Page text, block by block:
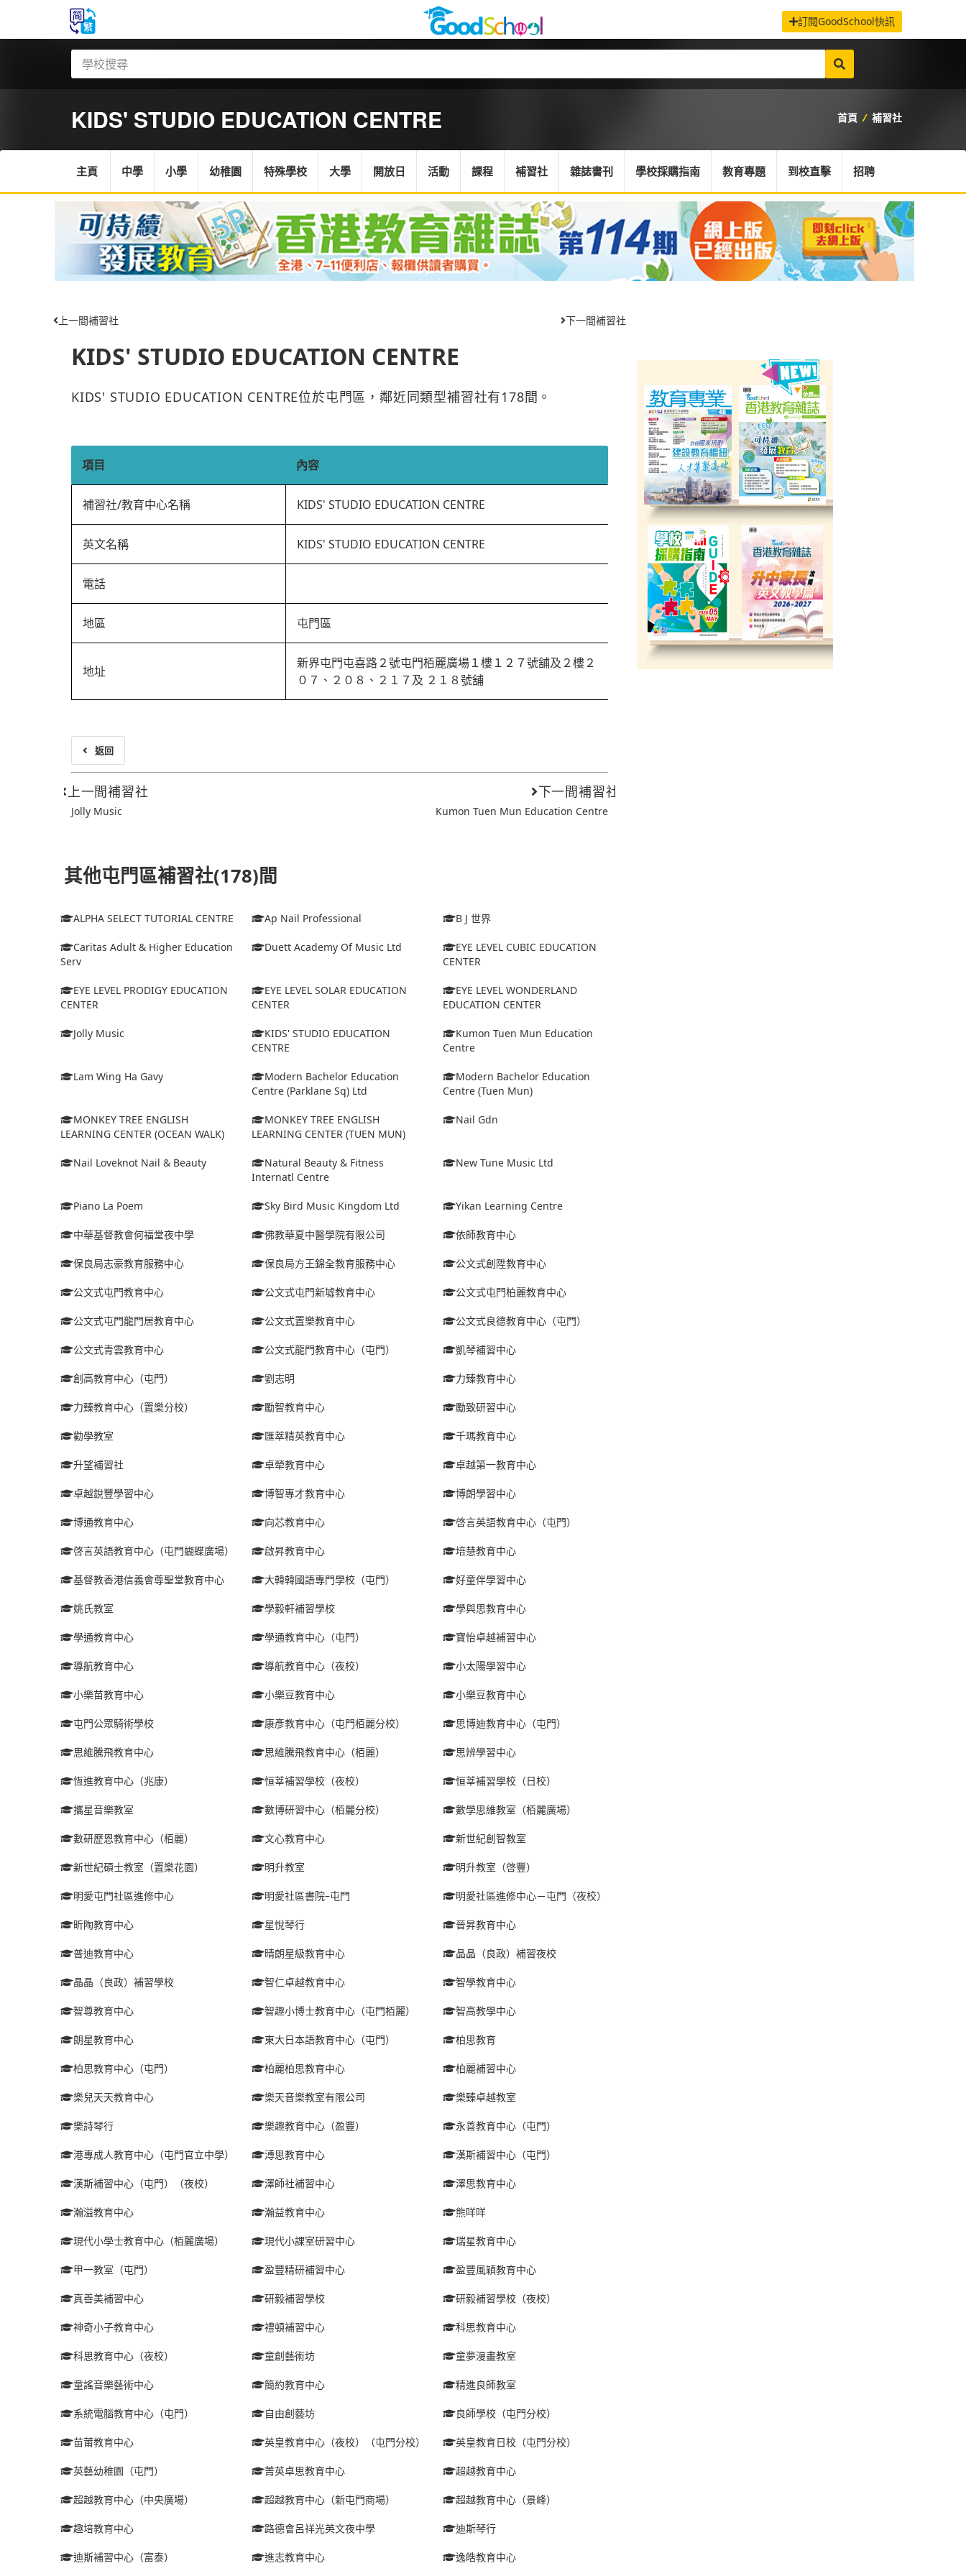
訂閱GoodSchool快訊
KIDS' STUDIO EDUCATION CENTRE 首頁 / 補習社
主頁 中學 小學 幼稚園 特殊學校 大學 開放日 活動 課程 補習社 雜誌書刊 學校採購指南 教育專題 到校直擊 招聘
上一間補習社 下一間補習社
KIDS' STUDIO EDUCATION CENTRE
KIDS' STUDIO EDUCATION CENTRE位於屯門區，鄰近同類型補習社有178間。
項目 內容
補習社/教育中心名稱 KIDS' STUDIO EDUCATION CENTRE
英文名稱 KIDS' STUDIO EDUCATION CENTRE
電話
地區 屯門區
地址
新界屯門屯喜路２號屯門栢麗廣場１樓１２７號舖及２樓２
０７、２０８、２１７及 ２１８號舖
返回
上一間補習社
Jolly Music
下一間補習社
Kumon Tuen Mun Education Centre
其他屯門區補習社(178)間
ALPHA SELECT TUTORIAL CENTRE Ap Nail Professional B J 世界
Caritas Adult & Higher Education
Serv
Duett Academy Of Music Ltd
EYE LEVEL CUBIC EDUCATION
CENTER
EYE LEVEL PRODIGY EDUCATION
CENTER
EYE LEVEL SOLAR EDUCATION
CENTER
EYE LEVEL WONDERLAND
EDUCATION CENTER
Jolly Music
KIDS' STUDIO EDUCATION
CENTRE
Kumon Tuen Mun Education
Centre
Lam Wing Ha Gavy
Modern Bachelor Education
Centre (Parklane Sq) Ltd
Modern Bachelor Education
Centre (Tuen Mun)
MONKEY TREE ENGLISH
LEARNING CENTER (OCEAN WALK)
MONKEY TREE ENGLISH
LEARNING CENTER (TUEN MUN)
Nail Gdn
Nail Loveknot Nail & Beauty
Natural Beauty & Fitness
Internatl Centre
New Tune Music Ltd
Piano La Poem Sky Bird Music Kingdom Ltd Yikan Learning Centre
中華基督教會何福堂夜中學 佛教華夏中醫學院有限公司 依師教育中心
保良局志豪教育服務中心 保良局方王錦全教育服務中心 公文式創陞教育中心
公文式屯門教育中心 公文式屯門新墟教育中心 公文式屯門柏麗教育中心
公文式屯門龍門居教育中心 公文式置樂教育中心 公文式良德教育中心（屯門）
公文式青雲教育中心 公文式龍門教育中心（屯門） 凱琴補習中心
創高教育中心（屯門） 劉志明 力臻教育中心
力臻教育中心（置樂分校） 勵智教育中心 勵致研習中心
勸學教室 匯萃精英教育中心 千瑪教育中心
升望補習社 卓犖教育中心 卓越第一教育中心
卓越銳豐學習中心 博智專才教育中心 博朗學習中心
博通教育中心 向芯教育中心 啓言英語教育中心（屯門）
啓言英語教育中心（屯門蝴蝶廣場） 啟昇教育中心 培慧教育中心
基督教香港信義會尊聖堂教育中心 大韓韓國語專門學校（屯門） 好童伴學習中心
姚氏教室 學毅軒補習學校 學與思教育中心
學通教育中心 學通教育中心（屯門） 寶怡卓越補習中心
導航教育中心 導航教育中心（夜校） 小太陽學習中心
小樂苗教育中心 小樂豆教育中心 小樂豆教育中心
屯門公眾騎術學校 康彥教育中心（屯門栢麗分校） 思博迪教育中心（屯門）
思維騰飛教育中心 思維騰飛教育中心（栢麗） 思辨學習中心
恆進教育中心（兆康） 恒莘補習學校（夜校） 恒莘補習學校（日校）
攜星音樂教室 數博研習中心（栢麗分校） 數學思維教室（栢麗廣場）
數研歷恩教育中心（栢麗） 文心教育中心 新世紀創智教室
新世紀碩士教室（置樂花園） 明升教室 明升教室（啓豐）
明愛屯門社區進修中心 明愛社區書院–屯門 明愛社區進修中心－屯門（夜校）
昕陶教育中心 星悅琴行 晉昇教育中心
普迪教育中心 晴朗星級教育中心 晶晶（良政）補習夜校
晶晶（良政）補習學校 智仁卓越教育中心 智學教育中心
智尊教育中心 智趣小博士教育中心（屯門栢麗） 智高教學中心
朗星教育中心 東大日本語教育中心（屯門） 柏思教育
柏思教育中心（屯門） 柏麗柏思教育中心 柏麗補習中心
樂兒天天教育中心 樂天音樂教室有限公司 樂臻卓越教室
樂詩琴行 樂趣教育中心（盈豐） 永善教育中心（屯門）
港專成人教育中心（屯門官立中學） 溥思教育中心 漢斯補習中心（屯門）
漢斯補習中心（屯門）（夜校） 澤師社補習中心 澤思教育中心
瀚溢教育中心 瀚益教育中心 熊咩咩
現代小學士教育中心（栢麗廣場） 現代小課室研習中心 瑞星教育中心
甲一教室（屯門） 盈豐精研補習中心 盈豐風穎教育中心
真善美補習中心 研毅補習學校 研毅補習學校（夜校）
神奇小子教育中心 禮頓補習中心 科思教育中心
科思教育中心（夜校） 童創藝術坊 童夢漫畫教室
童謠音樂藝術中心 簡約教育中心 精進良師教室
系統電腦教育中心（屯門） 自由創藝坊 良師學校（屯門分校）
苗莆教育中心 英皇教育中心（夜校）（屯門分校） 英皇教育日校（屯門分校）
英藝幼稚園（屯門） 菁英卓思教育中心 超越教育中心
超越教育中心（中央廣場） 超越教育中心（新屯門商場） 超越教育中心（景峰）
趣培教育中心 路德會呂祥光英文夜中學 迪斯琴行
迪斯補習中心（富泰） 進志教育中心 逸皓教育中心